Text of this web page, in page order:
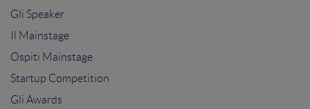
Gli Speaker
Il Mainstage
Ospiti Mainstage
Startup Competition
Gli Awards